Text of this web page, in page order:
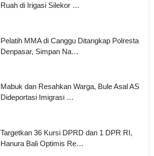
Ruah di Irigasi Silekor …
Pelatih MMA di Canggu Ditangkap Polresta
Denpasar, Simpan Na…
Mabuk dan Resahkan Warga, Bule Asal AS
Dideportasi Imigrasi …
Targetkan 36 Kursi DPRD dan 1 DPR RI,
Hanura Bali Optimis Re…